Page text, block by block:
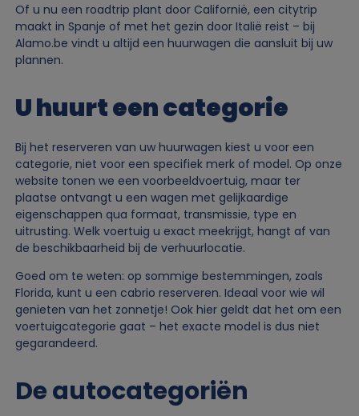
Of u nu een roadtrip plant door Californië, een citytrip
maakt in Spanje of met het gezin door Italië reist – bij
Alamo.be vindt u altijd een huurwagen die aansluit bij uw
plannen.
U huurt een categorie
Bij het reserveren van uw huurwagen kiest u voor een
categorie, niet voor een specifiek merk of model. Op onze
website tonen we een voorbeeldvoertuig, maar ter
plaatse ontvangt u een wagen met gelijkaardige
eigenschappen qua formaat, transmissie, type en
uitrusting. Welk voertuig u exact meekrijgt, hangt af van
de beschikbaarheid bij de verhuurlocatie.
Goed om te weten: op sommige bestemmingen, zoals
Florida, kunt u een cabrio reserveren. Ideaal voor wie wil
genieten van het zonnetje! Ook hier geldt dat het om een
voertuigcategorie gaat – het exacte model is dus niet
gegarandeerd.
De autocategoriën